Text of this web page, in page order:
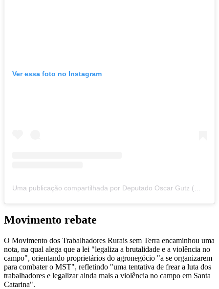
Ver essa foto no Instagram
Movimento rebate
O Movimento dos Trabalhadores Rurais sem Terra encaminhou uma
nota, na qual alega que a lei "legaliza a brutalidade e a violência no
campo", orientando proprietários do agronegócio "a se organizarem
para combater o MST", refletindo "uma tentativa de frear a luta dos
trabalhadores e legalizar ainda mais a violência no campo em Santa
Catarina".